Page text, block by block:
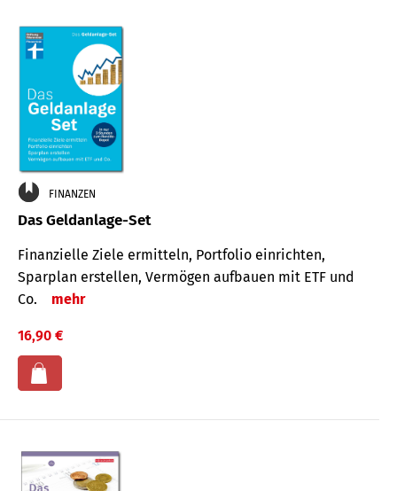
FINANZEN
Das Geldanlage-Set
Finanzielle Ziele ermitteln, Portfolio einrichten,
Sparplan erstellen, Vermögen aufbauen mit ETF und
Co.
mehr
16,90 €